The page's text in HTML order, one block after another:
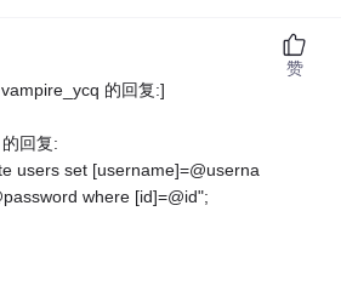
的回复:]
回复:
users set [username]=@userna
where [id]=@id";
赞